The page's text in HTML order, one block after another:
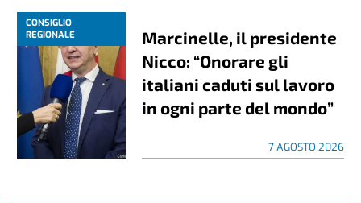
CONSIGLIO
REGIONALE
Marcinelle, il presidente
Nicco: “Onorare gli
italiani caduti sul lavoro
in ogni parte del mondo”
7 AGOSTO 2026